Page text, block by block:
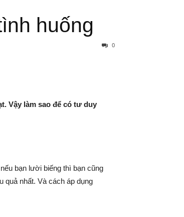
huống
0
Vậy làm sao để có tư duy
bạn lười biếng thì bạn cũng
quả nhất. Và cách áp dụng